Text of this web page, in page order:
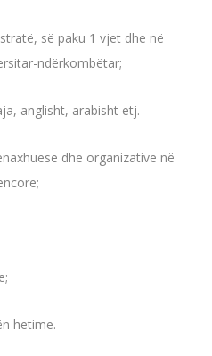
së paku 1 vjet dhe në
ndërkombëtar;
anglisht, arabisht etj.
dhe organizative në
hetime.